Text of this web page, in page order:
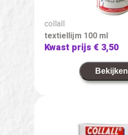
collall
textiellijm 100 ml
Kwast prijs€ 3,50
Bekijken